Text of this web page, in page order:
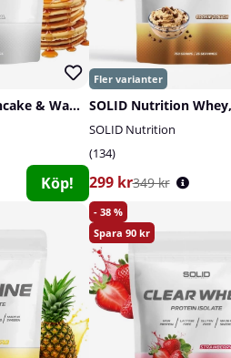
SOLID Nutrition Pancake & Waffle Mix, 750 g
Köp!
SOLID Nutrition
SOLID Nutrition
134
299 kr349 kr
38
90